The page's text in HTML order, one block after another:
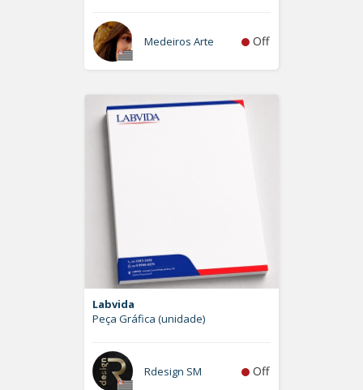
Medeiros Arte Off
Labvida
Peça Gráfica (unidade)
Rdesign SM Off